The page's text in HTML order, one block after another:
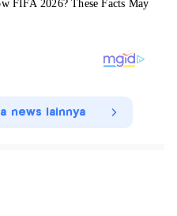
news lainnya